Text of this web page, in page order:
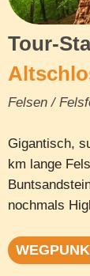
Tour-
Felsen /
Gigantisch,
km lange
nochmals